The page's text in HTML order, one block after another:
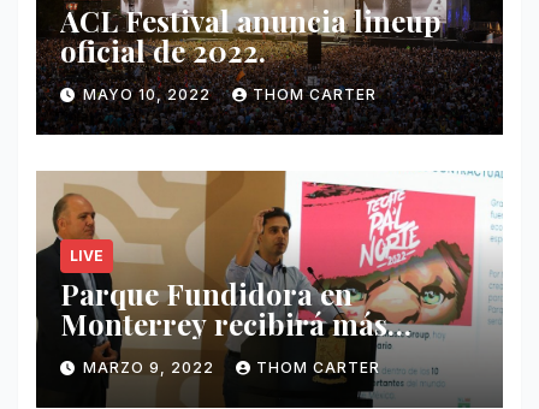
ACL Festival anuncia lineup
oficial de 2022.
MAYO 10, 2022 THOM CARTER
LIVE
Parque Fundidora en
Monterrey recibirá más
ingresos por festivales de
Música.
MARZO 9, 2022 THOM CARTER